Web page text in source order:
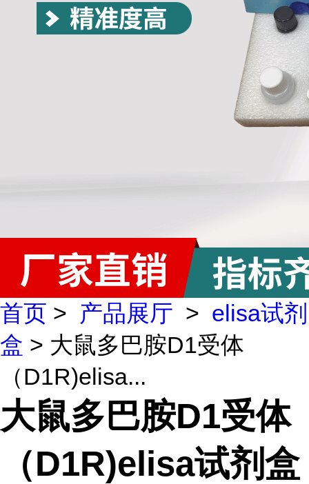
首页 > 产品展厅 > elisa试剂
盒 > 大鼠多巴胺D1受体
（D1R)elisa...
大鼠多巴胺D1受体
（D1R)elisa试剂盒